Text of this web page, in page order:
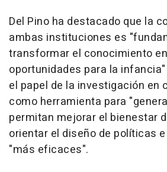
Del Pino ha destacado que la
ambas instituciones es
transformar el conocimiento
oportunidades para la
el papel de la investigación en
como herramienta para
permitan mejorar el bienestar
orientar el diseño de políticas
"más eficaces".